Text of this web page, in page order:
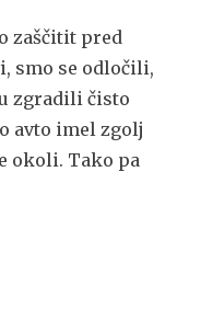
zaščitit pred
smo se odločili,
zgradili čisto
avto imel zgolj
okoli. Tako pa